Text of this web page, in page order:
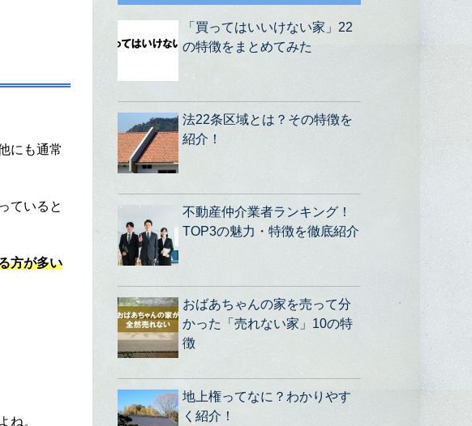
にも通常
ていると
方が多い
ね。
「買ってはいいけない家」22
の特徴をまとめてみた
法22条区域とは？その特徴を
紹介！
不動産仲介業者ランキング！
TOP3の魅力・特徴を徹底紹介
おばあちゃんの家を売って分
かった「売れない家」10の特
徴
地上権ってなに？わかりやす
く紹介！